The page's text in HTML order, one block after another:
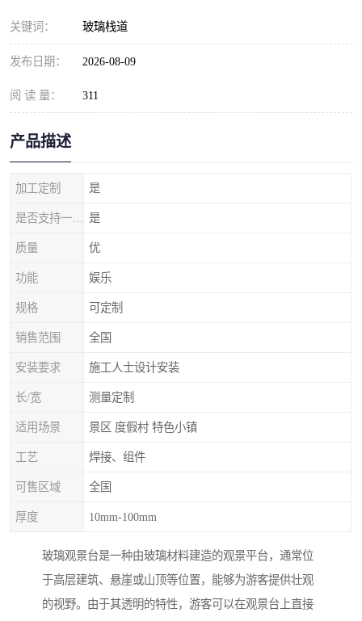
关键词： 玻璃栈道
发布日期： 2026-08-09
阅 读 量： 311
产品描述
加工定制 是
是
质量 优
功能 娱乐
规格 可定制
销售范围 全国
安装要求 施工人士设计安装
长/宽 测量定制
适用场景 景区 度假村 特色小镇
工艺 焊接、组件
可售区域 全国
厚度 10mm-100mm
玻璃观景台是一种由玻璃材料建造的观景平台，通常位
于高层建筑、悬崖或山顶等位置，能够为游客提供壮观
的视野。由于其透明的特性，游客可以在观景台上直接